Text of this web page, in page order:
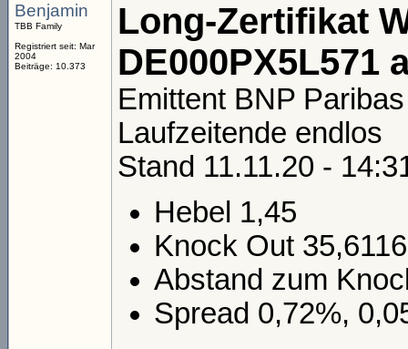
Benjamin
TBB Family
Registriert seit: Mar
2004
Beiträge: 10.373
Long-Zertifikat
DE000PX5L571
Emittent BNP Paribas
Laufzeitende endlos
Stand 11.11.20 -
Hebel 1,45
Knock Out
Abstand zum
Spread 0,72%,